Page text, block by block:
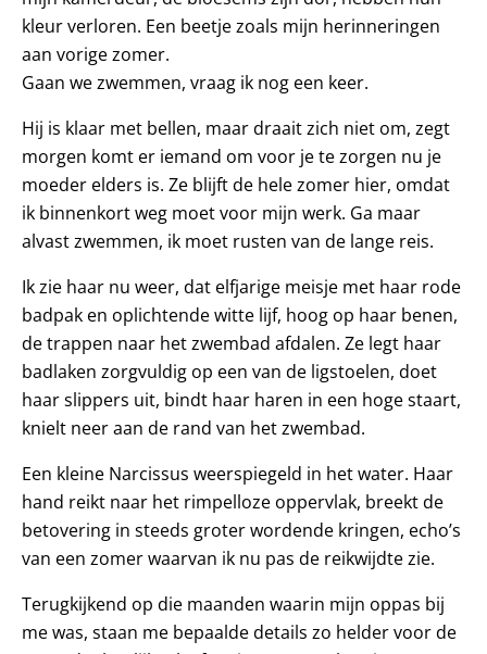
kleur verloren. Een beetje zoals mijn herinneringen
aan vorige zomer.
Gaan we zwemmen, vraag ik nog een keer.
Hij is klaar met bellen, maar draait zich niet om, zegt
morgen komt er iemand om voor je te zorgen nu je
moe­der elders is. Ze blijft de hele zomer hier, omdat
ik binnenkort weg moet voor mijn werk. Ga maar
alvast zwemmen, ik moet rusten van de lange reis.
Ik zie haar nu weer, dat elfjarige meisje met haar rode
badpak en oplichtende witte lijf, hoog op haar benen,
de trappen naar het zwembad afdalen. Ze legt haar
badlaken zorgvuldig op een van de ligstoelen, doet
haar slippers uit, bindt haar haren in een hoge staart,
knielt neer aan de rand van het zwembad.
Een kleine Narcissus weerspiegeld in het water. Haar
hand reikt naar het rimpelloze oppervlak, breekt de
betovering in steeds groter wordende kringen, echo’s
van een zomer waarvan ik nu pas de reikwijdte zie.
Terugkijkend op die maanden waarin mijn oppas bij
me was, staan me bepaalde details zo helder voor de